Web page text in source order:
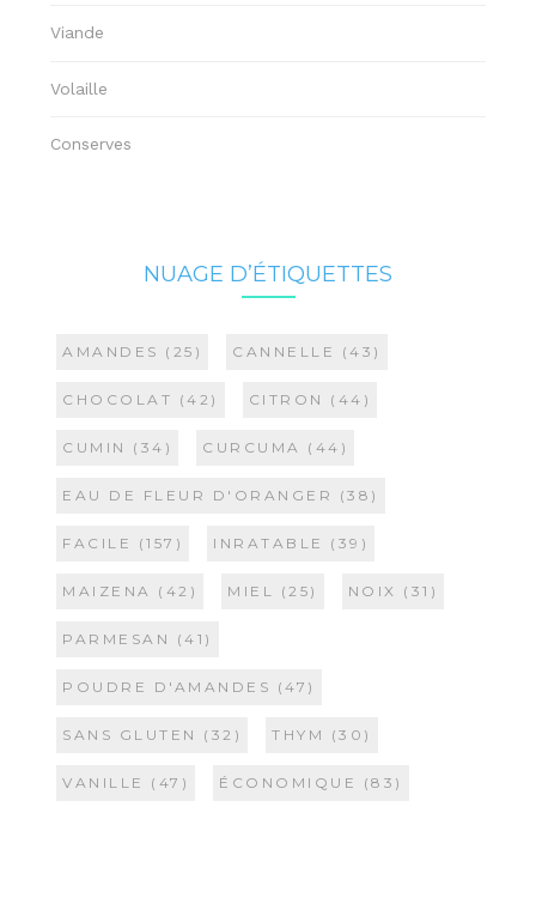
Viande
Volaille
Conserves
NUAGE D’ÉTIQUETTES
AMANDES (25) CANNELLE (43)
CHOCOLAT (42) CITRON (44)
CUMIN (34) CURCUMA (44)
EAU DE FLEUR D'ORANGER (38)
FACILE (157) INRATABLE (39)
MAIZENA (42) MIEL (25) NOIX (31)
PARMESAN (41)
POUDRE D'AMANDES (47)
SANS GLUTEN (32) THYM (30)
VANILLE (47) ÉCONOMIQUE (83)